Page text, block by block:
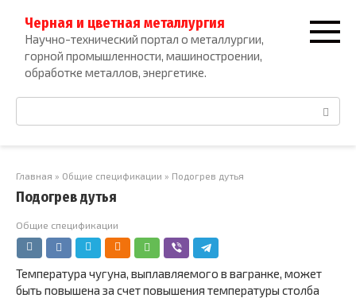
контенту
Черная и цветная металлургия
Научно-технический портал о металлургии,
горной промышленности, машиностроении,
обработке металлов, энергетике.
Поиск:
Главная » Общие спецификации » Подогрев дутья
Подогрев дутья
Общие спецификации
Температура чугуна, выплавляемого в вагранке, может
быть повышена за счет повышения температуры столба